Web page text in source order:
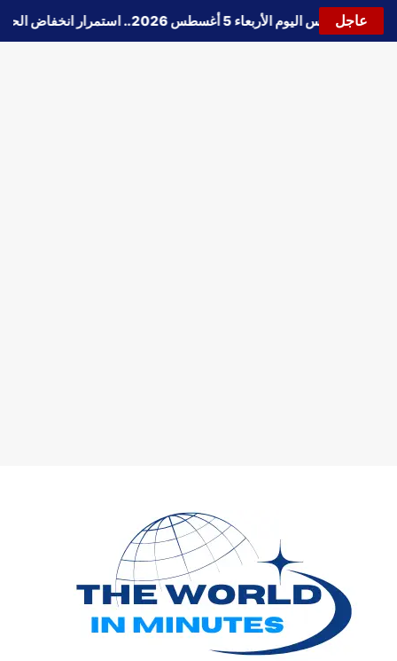
عاجل
🔵حالة الطقس اليوم الأربعاء 5 أغسطس 2026.. استمرار انخفاض الحرارة وتحذيرات من الشبورة واضطراب الملاحة